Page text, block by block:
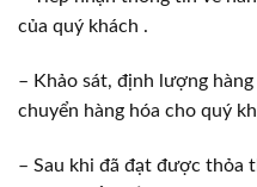
của quý khách .
– Khảo sát, định lượng
chuyển hàng hóa cho quý
– Sau khi đã đạt được thỏa